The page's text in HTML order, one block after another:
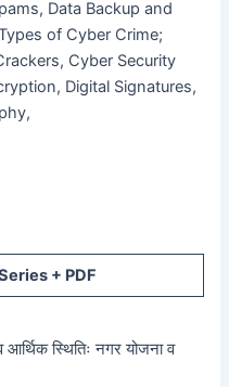
Data Backup and
of Cyber Crime;
Cyber Security
Digital Signatures,
+ PDF
स्थितिः नगर योजना व